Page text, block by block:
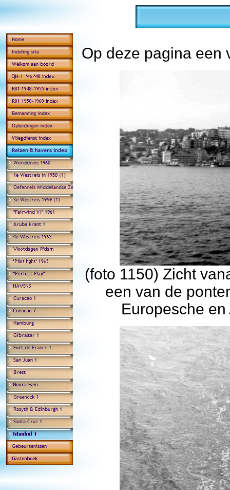
Op deze pagina een
(foto 1150) Zicht
een van de
Europesche